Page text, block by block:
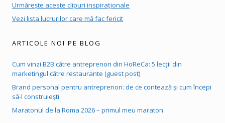
Urmărește aceste clipuri inspiraționale
Vezi lista lucrurilor care mă fac fericit
ARTICOLE NOI PE BLOG
Cum vinzi B2B către antreprenori din HoReCa: 5 lecții din
marketingul către restaurante (guest post)
Brand personal pentru antreprenori: de ce contează și cum începi
să-l construiești
Maratonul de la Roma 2026 – primul meu maraton